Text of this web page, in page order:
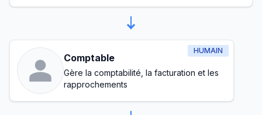
HUMAIN
Comptable
Gère la comptabilité, la facturation et les
rapprochements